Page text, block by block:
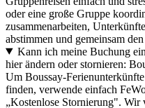
oder eine große Gruppe
zusammenarbeiten,
abstimmen und gemeinsam
Kann ich meine Buchung
hier ändern oder stornieren:
Um Boussay-
finden, verwende einfach
„Kostenlose Stornierung". Wir